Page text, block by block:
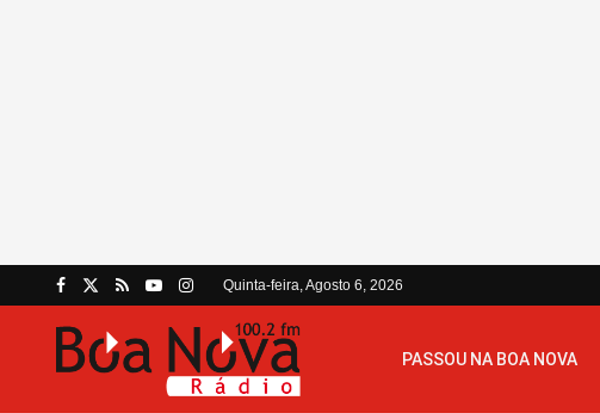
Quinta-feira, Agosto 6, 2026
PASSOU NA BOA NOVA